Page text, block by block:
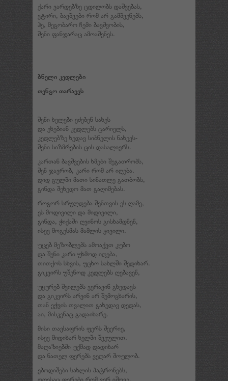
ქარი ვარდებზე ცდილობს დაშვებას,
ვტირი, ბავშვები რომ არ გამშვენებს,
ჰე, მეგობარო ჩემი ბავშვობის,
შენი ფანჯარაც ამოაშენეს.
ბნელი კედლები
თენგო თარაევს
შენი ხელები ეძებენ სახეს
და ეხებიან კედლებს ცარიელს,
კედლებზე ხედავ სიბნელის ნახევს-
შენი სიზმრების ცის დასალიერს.
კართან ბავშვების ხმები შეგათრობს,
შენ ჯავრობ, კარი რომ არ იღება.
დიდ გულში მათი სინათლე გათბობს,
გინდა შეხედო მათ გაღიმებას.
როგორ სრულდება შენთვის ეს ღამე,
ეს მოდივილი და მიდივილი,
გინდა, ჭიქაში ღვინოს გისხამდნენ,
ისევ მოგესმას მამლის ყივილი.
უცებ მეზობლებს ამოაქვთ კუბო
და შენი კარი უხმოდ იღება,
თითქოს სხვის, უცხო სახლში შედიხარ.
გიკვირს უშენოდ კედლებს ღებავენ,
უყურებ შვილებს ვერავინ გხედავს
და გიკვირს არვინ არ შემოგხარის,
თან ეჭვის თვალით გახედავ დედას,
აი, მისკენაც გადაიხარე.
მისი თავსაფრის ფერს შეერიე,
ისევ მიდიხარ ხელში შვეულით.
მაღაზიებში უქმად დადიხარ
და ნათელ ფერებს ვეღარ შოულობ.
ებოდიშები სახლის პატრონებს,
დღესაც ფერები რომ ვერ იშოვე.